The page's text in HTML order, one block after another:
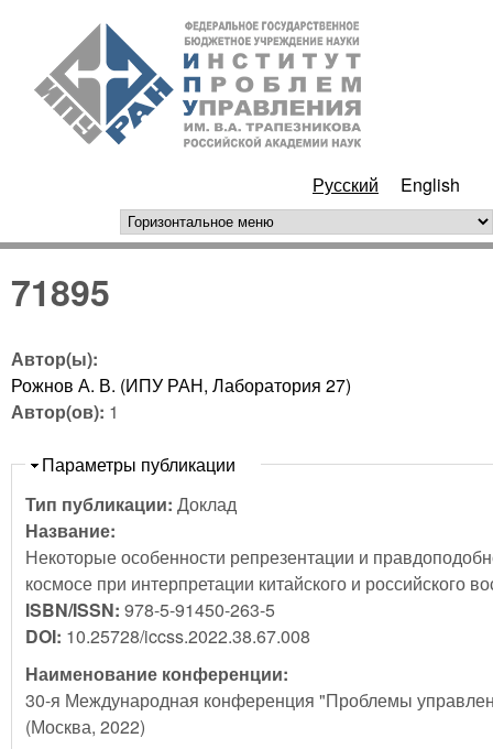
Перейти к основному
содержанию
РАН
Русский English
горизонтальное меню
71895
Автор(ы):
Рожнов А. В. (ИПУ РАН, Лаборатория 27)
Автор(ов): 1
Скрыть
Параметры публикации
Тип публикации: Доклад
Название:
Некоторые особенности репрезентации и
космосе при интерпретации китайского и российского
ISBN/ISSN: 978-5-91450-263-5
DOI: 10.25728/iccss.2022.38.67.008
Наименование конференции:
30-я Международная конференция "Проблемы
(Москва, 2022)